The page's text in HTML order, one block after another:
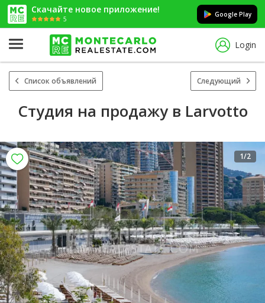
Скачайте новое приложение!
5
Google Play
Login
Список объявлений Следующий
Студия на продажу в Larvotto
1/2